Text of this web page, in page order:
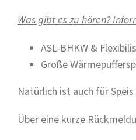
Was gibt es zu hören?
ASL-BHKW &
Große
Natürlich ist auch für
Über eine kurze